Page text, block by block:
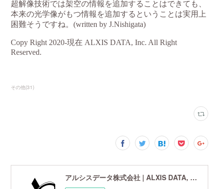
その他(31)
アルシスデータ株式会社 | ALXIS DATA, Inc. | 世界最先端の画像鮮鋭化技術研究開発企業